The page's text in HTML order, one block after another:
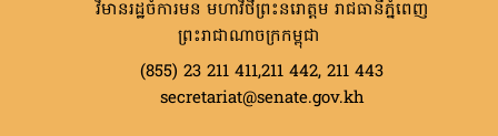
វិមានរដ្ឋចំការមន មហាវិថីព្រះនរោត្តម រាជធានីភ្នំពេញ
ព្រះរាជាណាចក្រកម្ពុជា
(855) 23 211 411,211 442, 211 443
secretariat@senate.gov.kh